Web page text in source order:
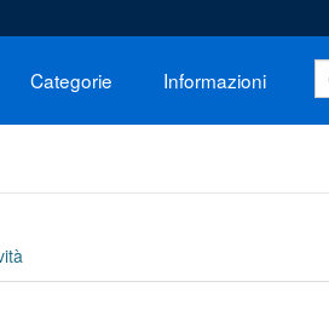
Categorie Informazioni